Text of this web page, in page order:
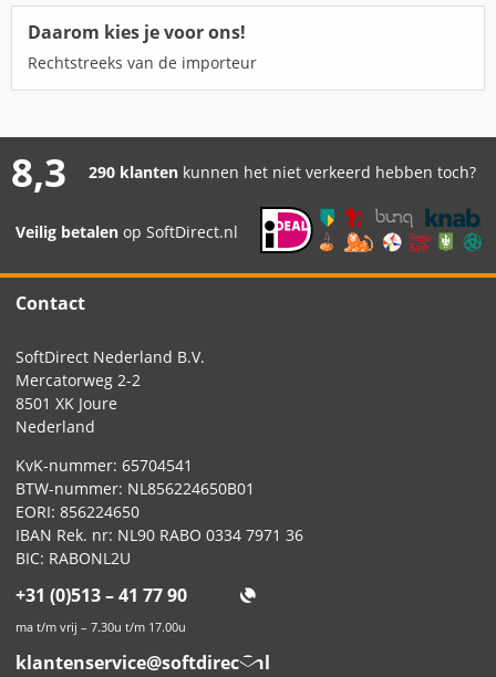
Daarom kies je voor ons!
Rechtstreeks van de importeur
8,3 290 klanten kunnen het niet verkeerd hebben toch?
Veilig betalenop SoftDirect.nl
Contact
SoftDirect Nederland B.V.
Mercatorweg 2-2
8501 XK Joure
Nederland
KvK-nummer: 65704541
BTW-nummer: NL856224650B01
EORI: 856224650
IBAN Rek. nr: NL90 RABO 0334 7971 36
BIC: RABONL2U
+31 (0)513 – 41 77 90
ma t/m vrij – 7.30u t/m 17.00u
klantenservice@softdirect.nl